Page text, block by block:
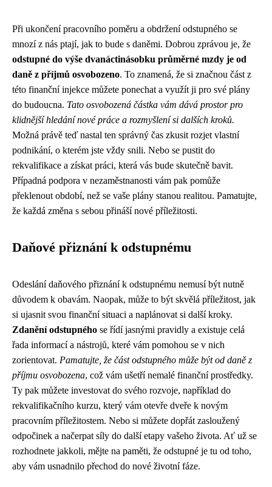
Při ukončení pracovního poměru a obdržení odstupného se
mnozí z nás ptají, jak to bude s daněmi. Dobrou zprávou je, že
odstupné do výše dvanáctinásobku průměrné mzdy je od
daně z příjmů osvobozeno. To znamená, že si značnou část z
této finanční injekce můžete ponechat a využít ji pro své plány
do budoucna. Tato osvobozená částka vám dává prostor pro
klidnější hledání nové práce a rozmyšlení si dalších kroků.
Možná právě teď nastal ten správný čas zkusit rozjet vlastní
podnikání, o kterém jste vždy snili. Nebo se pustit do
rekvalifikace a získat práci, která vás bude skutečně bavit.
Případná podpora v nezaměstnanosti vám pak pomůže
překlenout období, než se vaše plány stanou realitou. Pamatujte,
že každá změna s sebou přináší nové příležitosti.
Daňové přiznání k odstupnému
Odeslání daňového přiznání k odstupnému nemusí být nutně
důvodem k obavám. Naopak, může to být skvělá příležitost, jak
si ujasnit svou finanční situaci a naplánovat si další kroky.
Zdanění odstupného se řídí jasnými pravidly a existuje celá
řada informací a nástrojů, které vám pomohou se v nich
zorientovat. Pamatujte, že část odstupného může být od daně z
příjmu osvobozena, což vám ušetří nemalé finanční prostředky.
Ty pak můžete investovat do svého rozvoje, například do
rekvalifikačního kurzu, který vám otevře dveře k novým
pracovním příležitostem. Nebo si můžete dopřát zasloužený
odpočinek a načerpat síly do další etapy vašeho života. Ať už se
rozhodnete jakkoli, mějte na paměti, že odstupné je tu od toho,
aby vám usnadnilo přechod do nové životní fáze.